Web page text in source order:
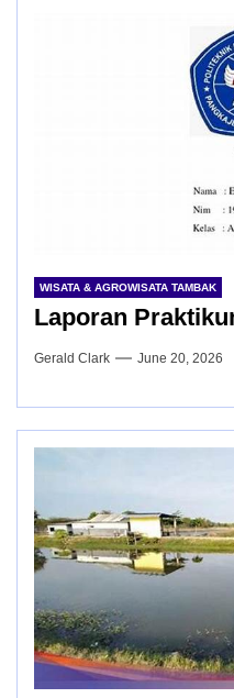
WISATA & AGROWISATA TAMBAK
Laporan
Gerald Clark June 20, 2026